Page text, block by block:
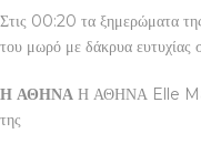
Στις 00:20 τα ξημερώματα
του μωρό με δάκρυα ευτυχίας
Η ΑΘΗΝΑ Η ΑΘΗΝΑ Elle
της